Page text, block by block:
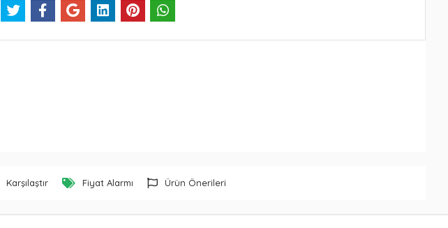
Karşılaştır Fiyat Alarmı Ürün Önerileri